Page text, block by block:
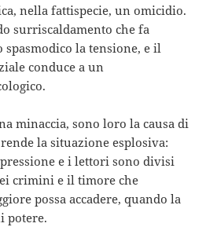
nella fattispecie, un omicidio.
surriscaldamento che fa
la tensione, e il
conduce a un
minaccia, sono loro la causa di
la situazione esplosiva:
e i lettori sono divisi
crimini e il timore che
possa accadere, quando la
potere.